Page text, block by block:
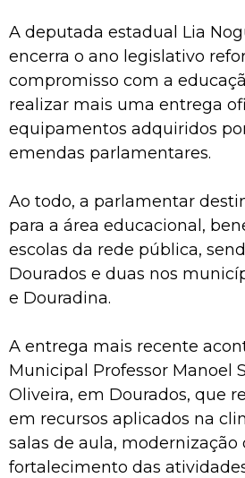
A deputada estadual Lia
encerra o ano legislativo
compromisso com a
realizar mais uma entrega
equipamentos adquiridos
emendas parlamentares.
Ao todo, a parlamentar
para a área educacional,
escolas da rede pública,
Dourados e duas nos
e Douradina.
A entrega mais recente
Municipal Professor Manoel
Oliveira, em Dourados, que
em recursos aplicados na
salas de aula,
fortalecimento das